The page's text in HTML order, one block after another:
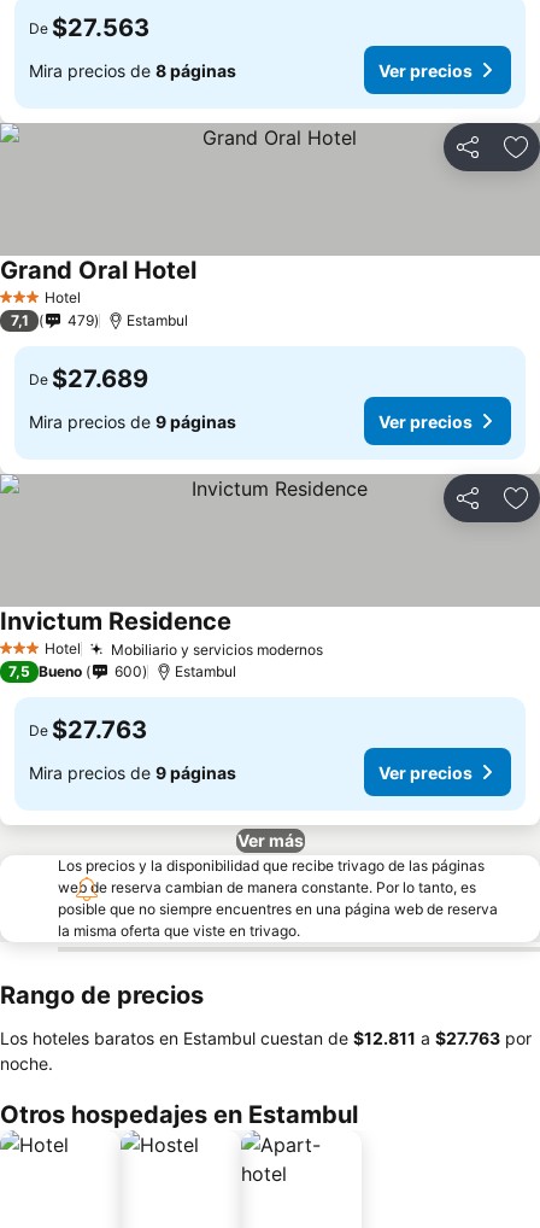
De $27.563
Mira precios de 8 páginas Ver precios
Compartir
3 Estrellas
Hotel
Grand Oral Hotel
7,1 479 Estambul
De $27.689
Mira precios de 9 páginas Ver precios
Compartir
3 Estrellas
Hotel Mobiliario y servicios modernos
Invictum Residence
7,5 Bueno 600 Estambul
De $27.763
Mira precios de 9 páginas Ver precios
Ver más
Los precios y la disponibilidad que recibe trivago de las páginas
web de reserva cambian de manera constante. Por lo tanto, es
posible que no siempre encuentres en una página web de reserva
la misma oferta que viste en trivago.
Rango de precios
Los hoteles baratos en Estambul cuestan de ‎$12.811 a ‎$27.763 por
noche.
Otros hospedajes en Estambul